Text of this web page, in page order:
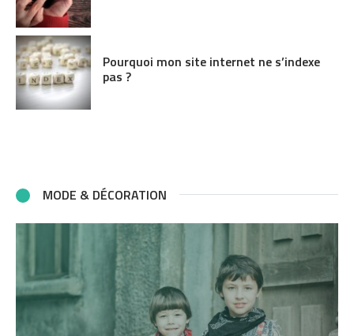
Pourquoi mon site internet ne s’indexe
pas ?
MODE & DÉCORATION